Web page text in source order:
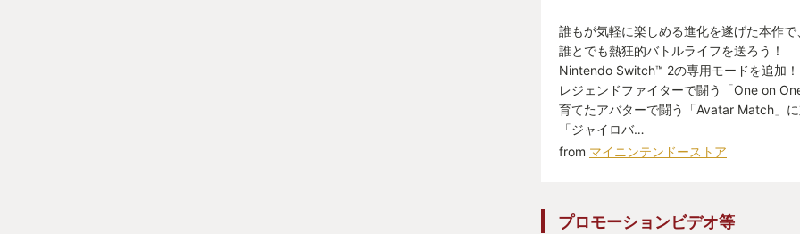
これが本当に、驚くほどなるんで
ゃないよ？)
自分もまだまだ初心者なのでここ
上がると覚える事は多いんでしょ
ト6に夢中ですからね、新しい事を
ゃなくなっている事でしょう！(実
し！
誰もが気軽に楽しめる進化を遂げた本作で
誰とでも熱狂的バトルライフを送ろう！
Nintendo Switch™ 2の専用モードを追加！
レジェンドファイターで闘う「One on
育てたアバターで闘う「Avatar Match」に
「ジャイロバ…
from マイニンテンドーストア
プロモーションビデオ等